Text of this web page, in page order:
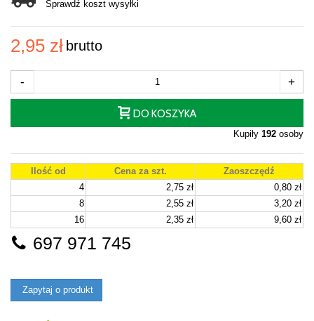
Sprawdź koszt wysyłki
2,95 zł brutto
- +
DO KOSZYKA
Kupiły 192 osoby
Ilość od Cena za szt.
Zaoszczędź
4
2,75 zł
0,80 zł
8
2,55 zł
3,20 zł
16
2,35 zł 9,60 zł
697 971 745
Zapytaj o produkt